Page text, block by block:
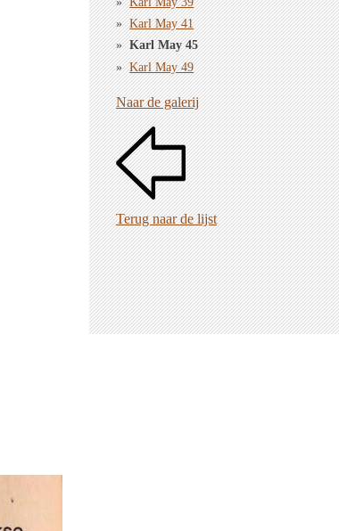
Karl May 41
Karl May 45
Karl May 49
Naar de galerij
Terug naar de lijst